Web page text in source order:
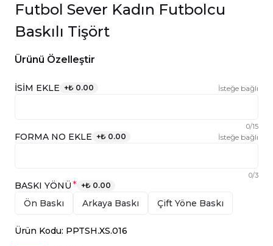
Futbol Sever Kadın Futbolcu
Baskılı Tişört
Ürünü Özelleştir
İSİM EKLE +₺ 0.00 İsteğe bağlı
0/15
FORMA NO EKLE +₺ 0.00 İsteğe bağlı
0/3
BASKI YÖNÜ* +₺ 0.00
Ön Baskı Arkaya Baskı Çift Yöne Baskı
Ürün Kodu: PPTSH.XS.016